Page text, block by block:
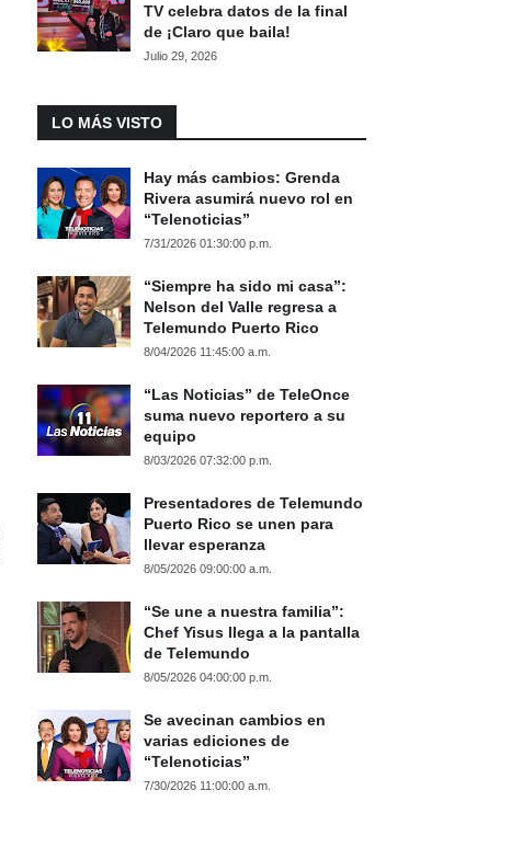
TV celebra datos de la final
de ¡Claro que baila!
Julio 29, 2026
LO MÁS VISTO
Hay más cambios: Grenda
Rivera asumirá nuevo rol en
“Telenoticias”
7/31/2026 01:30:00 p.m.
“Siempre ha sido mi casa”:
Nelson del Valle regresa a
Telemundo Puerto Rico
8/04/2026 11:45:00 a.m.
“Las Noticias” de TeleOnce
suma nuevo reportero a su
equipo
8/03/2026 07:32:00 p.m.
Presentadores de Telemundo
Puerto Rico se unen para
llevar esperanza
8/05/2026 09:00:00 a.m.
“Se une a nuestra familia”:
Chef Yisus llega a la pantalla
de Telemundo
8/05/2026 04:00:00 p.m.
Se avecinan cambios en
varias ediciones de
“Telenoticias”
7/30/2026 11:00:00 a.m.